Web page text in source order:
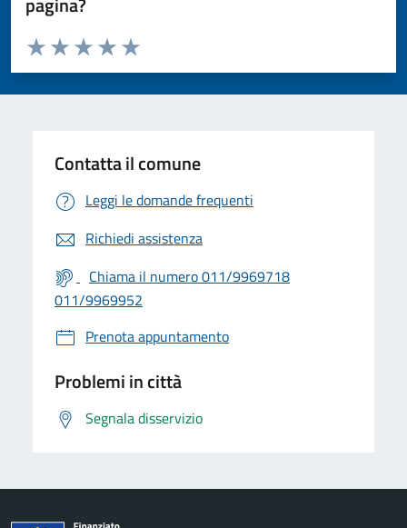
Valuta da 1 a 5 stelle la pagina
Valuta 5 stelle su 5
Valuta 4 stelle su 5
Valuta 3 stelle su 5
Valuta 2 stelle su 5
Valuta 1 stelle su 5
Contatta il comune
Leggi le domande frequenti
Richiedi assistenza
Chiama il numero 011/9969718
011/9969952
Prenota appuntamento
Problemi in città
Segnala disservizio